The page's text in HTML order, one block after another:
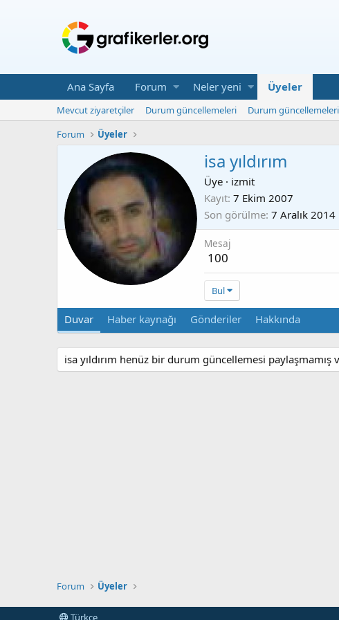
Ana Sayfa Forum Neler yeni Üyeler
Mevcut ziyaretçiler Durum güncellemeleri
Durum
Forum
Üyeler
isa yıldırım
Üye · izmit
Kayıt 7 Ekim 2007
Son görülme 7 Aralık 2014
Mesaj
100
Bul
Duvar Haber kaynağı Gönderiler Hakkında
isa yıldırım henüz bir durum güncellemesi paylaşmamış
Forum Üyeler
Türkçe